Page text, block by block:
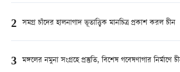
2 সমগ্র চাঁদের হালনাগাদ ভূতাত্ত্বিক মানচিত্র প্রকাশ করল চীন
3 মঙ্গলের নমুনা সংগ্রহে প্রস্তুতি, বিশেষ গবেষণাগার নির্মাণে